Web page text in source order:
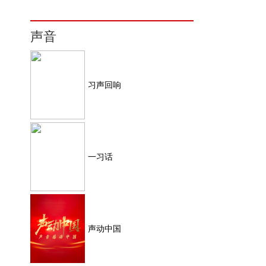
声音
习声回响
一习话
声动中国